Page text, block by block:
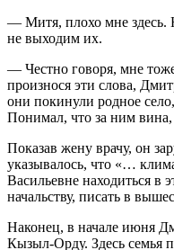
— Митя, плохо мне здесь.
не выходим их.
— Честно говоря, мне
произнося эти слова,
они покинули родное
Понимал, что за ним вина,
Показав жену врачу, он
указывалось, что «…
Васильевне находиться в
начальству, писать в
Наконец, в начале июня
Кызыл-Орду. Здесь семья